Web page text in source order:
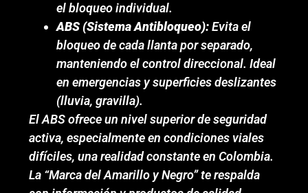
el bloqueo individual.
ABS (Sistema Antibloqueo):Evita el
bloqueo de cada llanta por separado,
manteniendo el control direccional. Ideal
en emergencias y superficies deslizantes
(lluvia, gravilla).
El ABS ofrece un nivel superior de seguridad
activa, especialmente en condiciones viales
difíciles, una realidad constante en Colombia.
La “Marca del Amarillo y Negro” te respalda